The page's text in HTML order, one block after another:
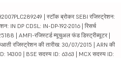
| स्टॉक ब्रोकर SEBI रजिस्ट्रेशन:
IN DP CDSL: IN-DP-192-2016 | रिसर्च
| AMFI-रजिस्टर्ड म्यूचुअल फंड डिस्ट्रीब्यूटर |
रजिस्ट्रेशन की तारीख: 30/07/2015 | ARN की
14300 | BSE सदस्य ID: 6363 | MCX सदस्य ID: